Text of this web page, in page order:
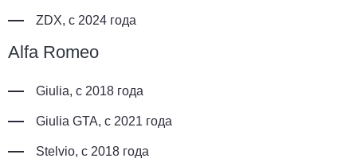
ZDX, с 2024 года
Alfa Romeo
Giulia, с 2018 года
Giulia GTA, с 2021 года
Stelvio, с 2018 года